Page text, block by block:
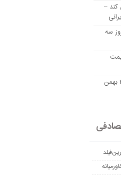
کند –
سه
قیمت امروز اتریوم به تومان 20 بهمن